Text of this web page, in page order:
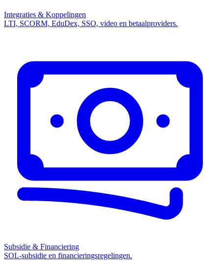
Integraties & Koppelingen
LTI, SCORM, EduDex, SSO, video en betaalproviders.
Subsidie & Financiering
SOL-subsidie en financieringsregelingen.